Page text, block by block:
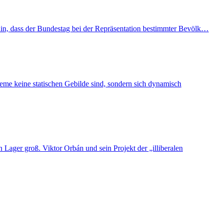
dass der Bundestag bei der Repräsentation bestimmter Bevölk…
keine statischen Gebilde sind, sondern sich dynamisch
Lager groß. Viktor Orbán und sein Projekt der „illiberalen